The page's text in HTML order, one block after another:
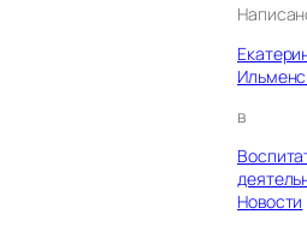
в
Новости